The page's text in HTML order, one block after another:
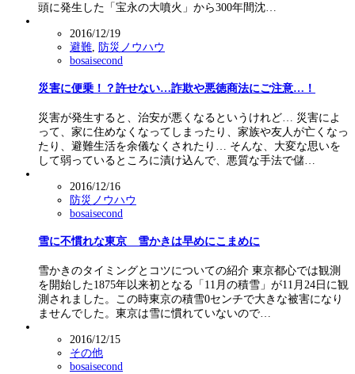
頭に発生した「宝永の大噴火」から300年間沈…
2016/12/19
避難 防災ノウハウ
bosaisecond
災害に便乗！？許せない…詐欺や悪徳商法にご注意…！
災害が発生すると、治安が悪くなるというけれど… 災害によ
って、家に住めなくなってしまったり、家族や友人が亡くなっ
たり、避難生活を余儀なくされたり… そんな、大変な思いを
して弱っているところに漬け込んで、悪質な手法で儲…
2016/12/16
防災ノウハウ
bosaisecond
雪に不慣れな東京 雪かきは早めにこまめに
雪かきのタイミングとコツについての紹介 東京都心では観測
を開始した1875年以来初となる「11月の積雪」が11月24日に観
測されました。この時東京の積雪0センチで大きな被害になり
ませんでした。東京は雪に慣れていないので…
2016/12/15
その他
bosaisecond